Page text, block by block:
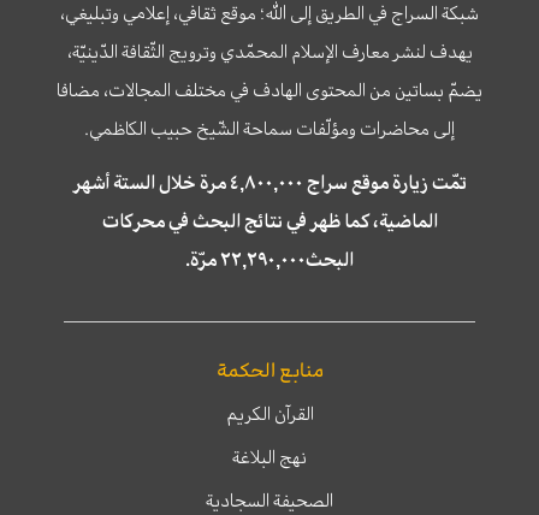
شبكة السراج في الطريق إلى الله؛ موقع ثقافي، إعلامي وتبليغي،
يهدف لنشر معارف الإسلام المحمّدي وترويج الثّقافة الدّينيّة،
يضمّ بساتين من المحتوى الهادف في مختلف المجالات، مضافا
إلى محاضرات ومؤلّفات سماحة الشّيخ حبيب الكاظمي.
تمّت زيارة موقع سراج ٤,٨٠٠,٠٠٠ مرة خلال الستة أشهر
الماضية، كما ظهر في نتائج البحث في محركات
البحث٢٢,٢٩٠,٠٠٠ مرّة.
منابع الحكمة
القرآن الكريم
نهج البلاغة
الصحيفة السجادية